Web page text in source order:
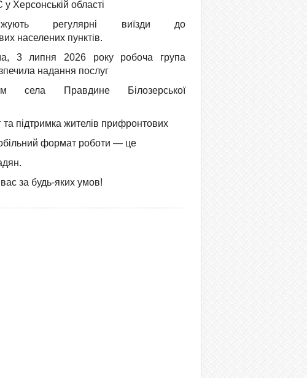
Херсонській області
регулярні виїзди до
населених пунктів.
3 липня 2026 року робоча група
надання послуг
села Правдине Білозерської
підтримка жителів прифронтових
формат роботи — це
за будь-яких умов!